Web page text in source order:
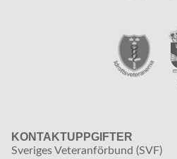
KONTAKTUPPGIFTER
Sveriges Veteranförbund (SVF)